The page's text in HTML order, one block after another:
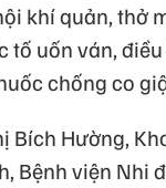
khí quản, thở
tố uốn ván,
chống co
Bích Hường,
Bệnh viện Nhi